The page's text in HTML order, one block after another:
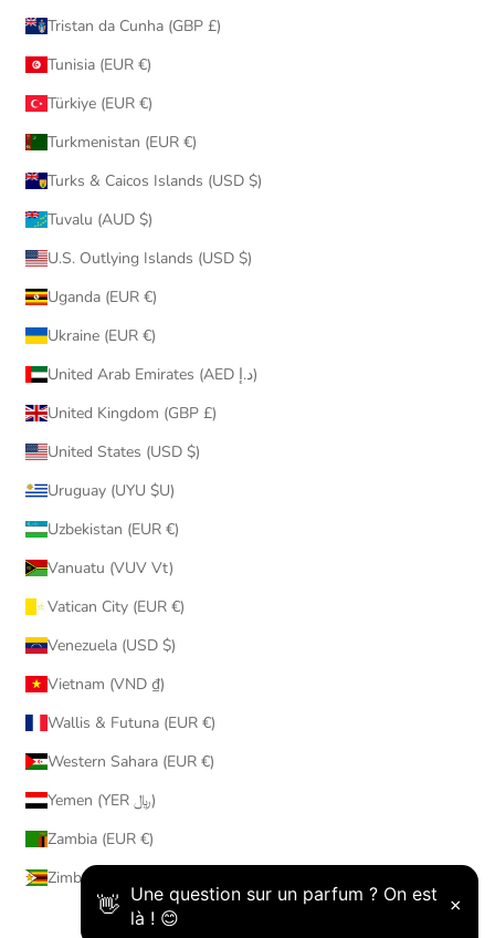
Tristan da Cunha (GBP £)
Tunisia (EUR €)
Türkiye (EUR €)
Turkmenistan (EUR €)
Turks & Caicos Islands (USD $)
Tuvalu (AUD $)
U.S. Outlying Islands (USD $)
Uganda (EUR €)
Ukraine (EUR €)
United Arab Emirates (AED د.إ)
United Kingdom (GBP £)
United States (USD $)
Uruguay (UYU $U)
Uzbekistan (EUR €)
Vanuatu (VUV Vt)
Vatican City (EUR €)
Venezuela (USD $)
Vietnam (VND ₫)
Wallis & Futuna (EUR €)
Western Sahara (EUR €)
Yemen (YER ﷼)
Zambia (EUR €)